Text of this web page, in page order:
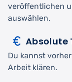
veröffentlichen
auswählen.
Absolute
Du kannst
Arbeit klären.